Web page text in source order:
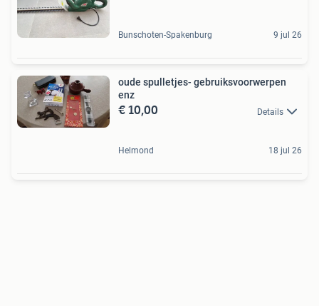
Bunschoten-Spakenburg 9 jul 26
oude spulletjes- gebruiksvoorwerpen
enz
€ 10,00 Details
Helmond 18 jul 26